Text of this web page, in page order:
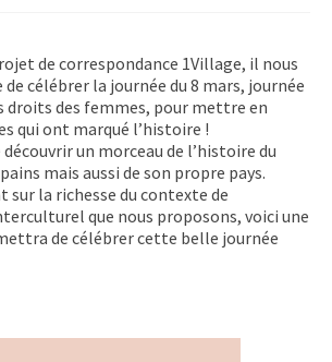
de correspondance 1Village, il nous
célébrer la journée du 8 mars, journée
des femmes, pour mettre en
qui ont marqué l’histoire !
découvrir un morceau de l’histoire du
mais aussi de son propre pays.
sur la richesse du contexte de
que nous proposons, voici une
de célébrer cette belle journée